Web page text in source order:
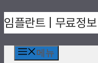
컨
텐
임플란트 | 무료정보
메뉴